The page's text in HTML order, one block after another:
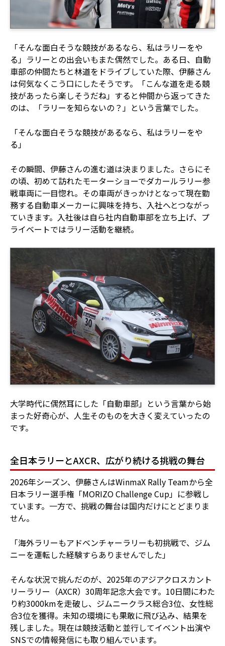
「そんな面白そうな競技があるなら、私はラリーをや
る」ラリーとの出会いもまた偶然でした。ある日、自動
車部の仲間たちと林道をドライブしていた際、伊藤さん
は何気なくこう口にしたそうです。「こんな道を走る競
技があったら楽しそうだね」すると仲間から返ってきた
のは、「ラリーを知らないの？」という言葉でした。
「そんな面白そうな競技があるなら、私はラリーをや
る」
その瞬間、伊藤さんの進む道は決まりました。さらにそ
の頃、初めて訪れたモーターショーでダカールラリー参
戦車両に一目惚れ。その車両がきっかけとなって現在勤
務する自動車メーカーに興味を持ち、入社へとつながっ
ていきます。入社後は自ら社内自動車部を立ち上げ、プ
ライベートではラリー活動を継続。
大学時代に偶然耳にした「自動車部」という言葉から始
まった好奇心が、人生そのものを大きく変えていったの
です。
全日本ラリーとAXCR、広がり続ける挑戦の舞台
2026年シーズン、伊藤さんはWinmaX Rally Teamから全
日本ラリー選手権「MORIZO Challenge Cup」に参戦し
ています。一方で、挑戦の舞台は国内だけにとどまりま
せん。
「海外ラリーもアドベンチャーラリーも初挑戦で、ジム
ニーを運転した経験すらありませんでした」
そんな状況で挑んだのが、2025年のアジアクロスカント
リーラリー（AXCR）30周年記念大会です。10日間にわた
り約3000kmを走破し、ジムニークラス総合3位、女性総
合3位を獲得。未知の環境にも果敢に飛び込み、結果を
残しました。現在は競技活動と並行してイベント出演や
SNSでの情報発信にも取り組んでいます。